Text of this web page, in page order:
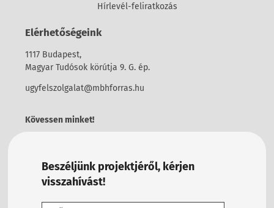
Hírlevél-feliratkozás
Elérhetőségeink
1117 Budapest,
Magyar Tudósok körútja 9. G. ép.
ugyfelszolgalat@mbhforras.hu
Kövessen minket!
Beszéljünk projektjéről, kérjen
visszahívást!